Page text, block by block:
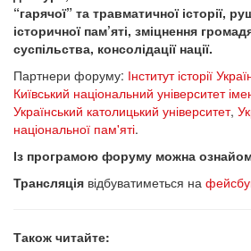
“гарячої” та травматичної історії,
історичної пам’яті, зміцнення
суспільства, консолідації нації.
Партнери форуму: Інститут історії
Київський національний університет
Український католицький університет,
національної пам'яті.
Із програмою форуму можна
Трансляція відбуватиметься на
Також читайте: